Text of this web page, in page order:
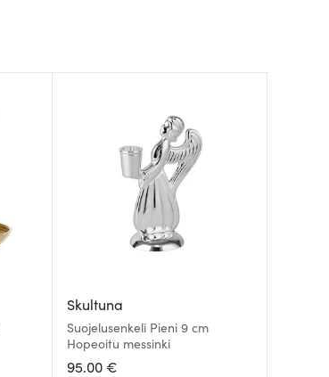
Skultuna
Suojelusenkeli Pieni 9 cm
Hopeoitu messinki
95.00 €